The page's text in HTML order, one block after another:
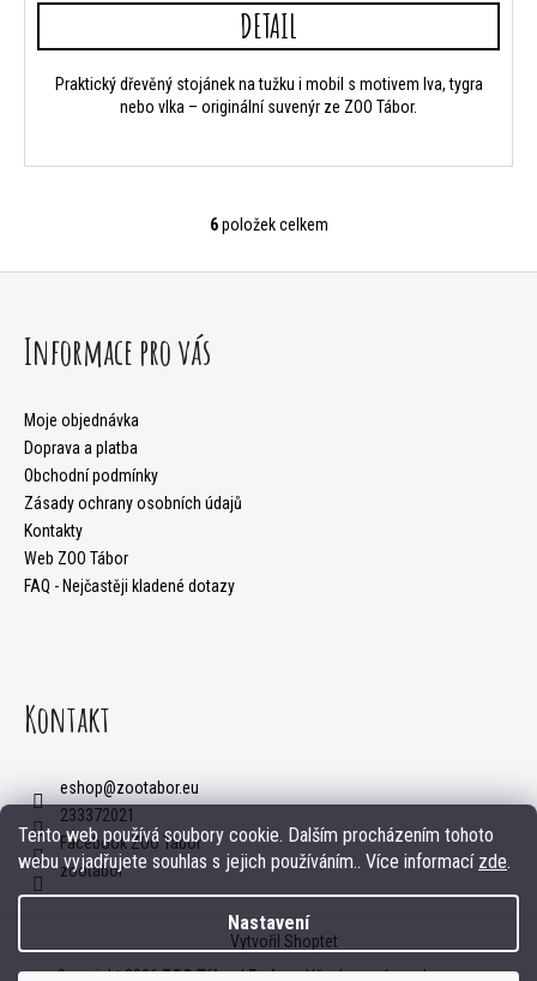
Tento web používá soubory cookie. Dalším procházením tohoto
webu vyjadřujete souhlas s jejich používáním.. Více informací zde.
Nastavení
DETAIL
Praktický dřevěný stojánek na tužku i mobil s motivem lva, tygra
nebo vlka – originální suvenýr ze ZOO Tábor.
O
v
ý
p
i
s
u
6položek celkem
Informace pro vás
Moje objednávka
Doprava a platba
Obchodní podmínky
Zásady ochrany osobních údajů
Kontakty
Web ZOO Tábor
FAQ - Nejčastěji kladené dotazy
Kontakt
eshop@zootabor.eu
233372021
Facebook ZOO Tábor
zootabor
Vytvořil Shoptet
Copyright 2026ZOO Tábor | E-shop. Všechna práva vyhrazena.